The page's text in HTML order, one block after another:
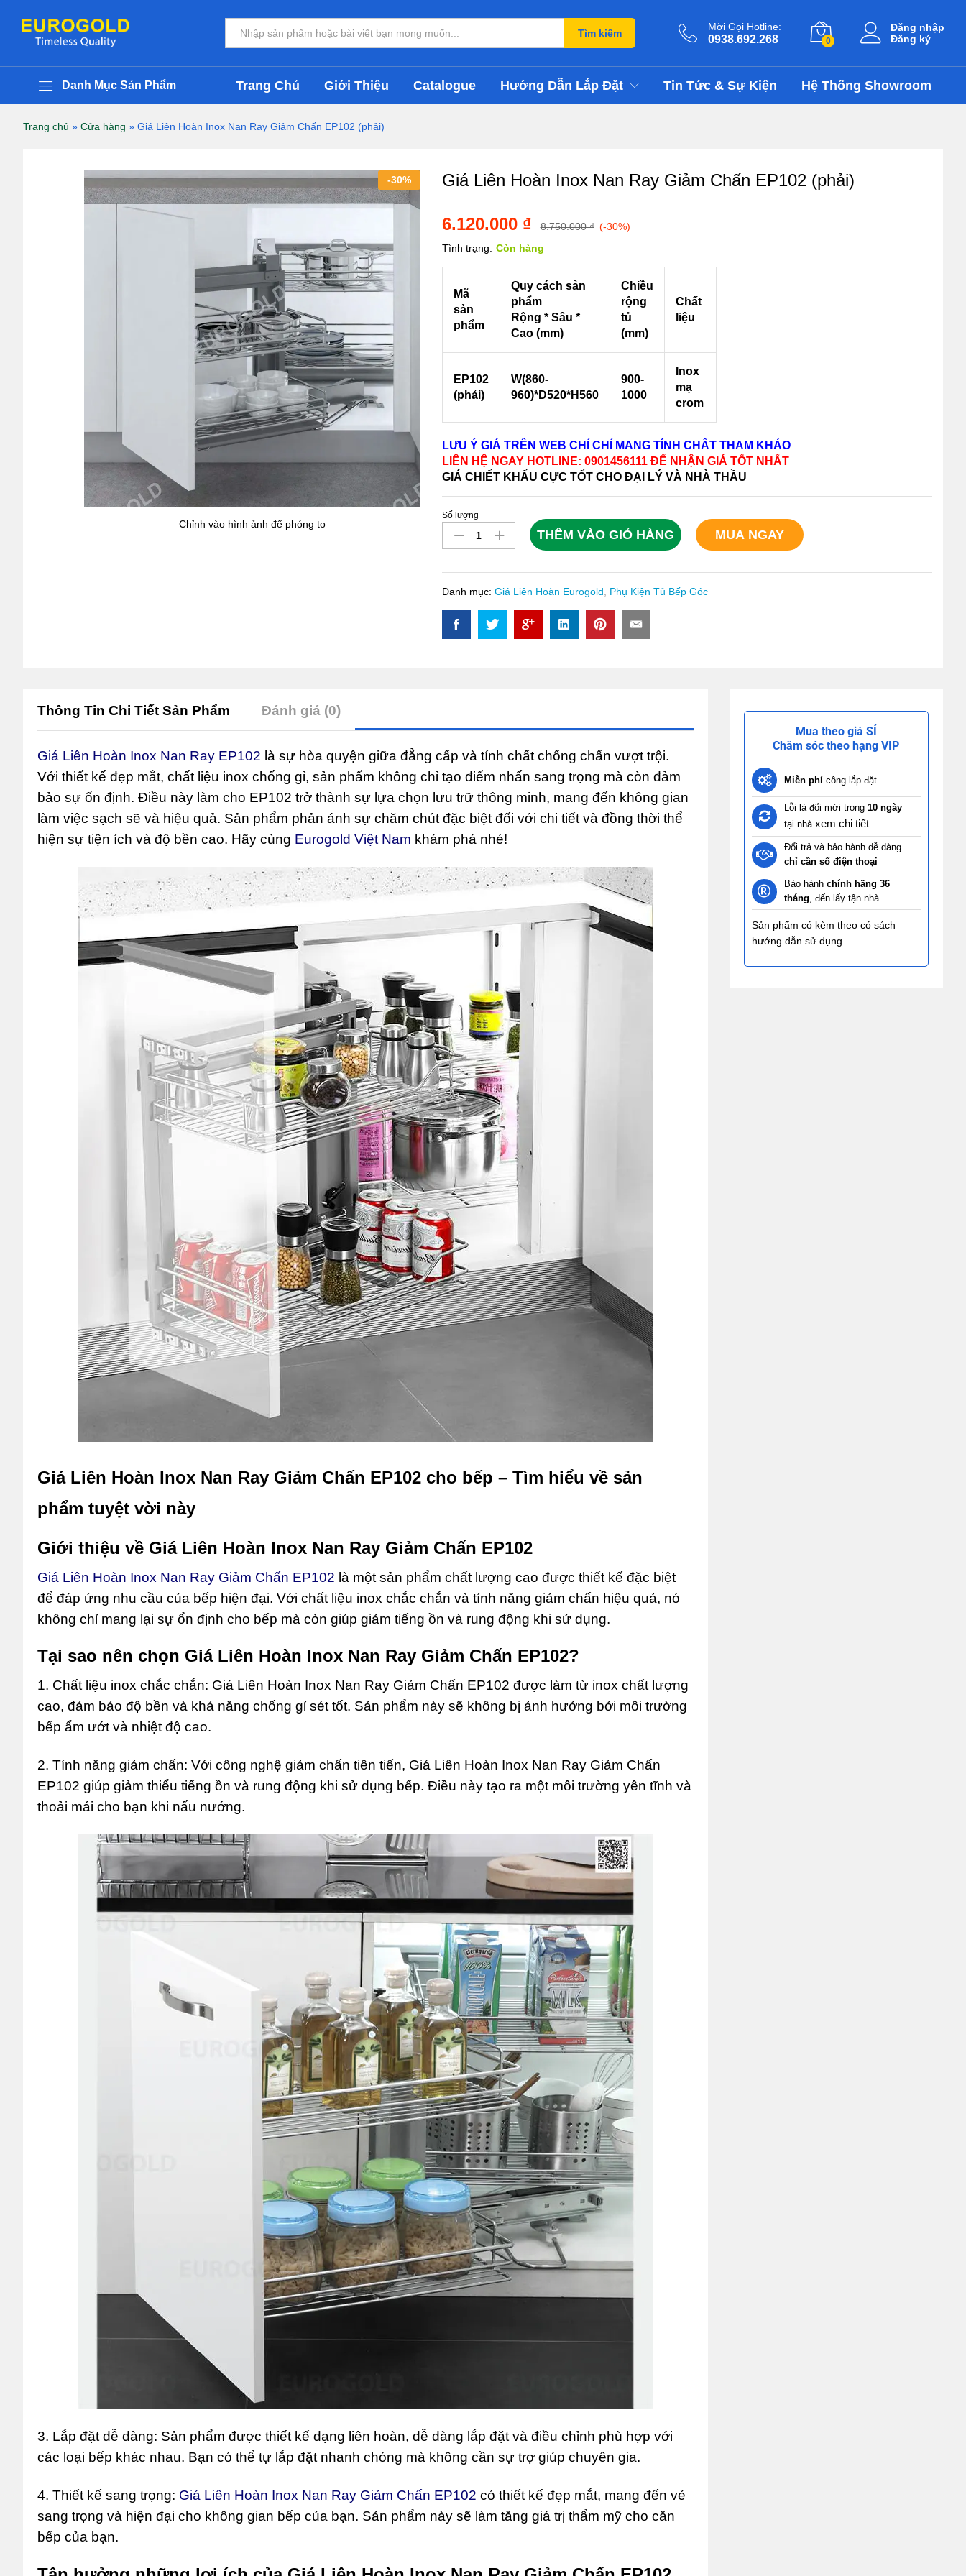
Tất cả Tìm kiếm
Mời Gọi Hotline:
0938.692.268 0
Đăng nhập
Đăng ký
Danh Mục Sản Phẩm Trang Chủ Giới Thiệu Catalogue Hướng Dẫn Lắp Đặt Tin Tức & Sự Kiện Hệ Thống Showroom
Trang chủ » Cửa hàng » Giá Liên Hoàn Inox Nan Ray Giảm Chấn EP102 (phải)
-30%
Chỉnh vào hình ảnh để phóng to
Giá Liên Hoàn Inox Nan Ray Giảm Chấn EP102 (phải)
6.120.000 ₫ 8.750.000₫ (-30%)
Tình trạng: Còn hàng
Mã
sản
phẩm
Quy cách sản
phẩm
Rộng * Sâu *
Cao (mm)
Chiều
rộng
tủ
(mm)
Chất
liệu
EP102
(phải)
W(860-
960)*D520*H560
900-
1000
Inox
mạ
crom
LƯU Ý GIÁ TRÊN WEB CHỈ CHỈ MANG TÍNH CHẤT THAM KHẢO
LIÊN HỆ NGAY HOTLINE: 0901456111 ĐỂ NHẬN GIÁ TỐT NHẤT
GIÁ CHIẾT KHẤU CỰC TỐT CHO ĐẠI LÝ VÀ NHÀ THẦU
Giá
Liên
Hoàn
Ray
Giảm
Chấn
Số lượng
THÊM VÀO GIỎ HÀNG MUA NGAY
Danh mục: Giá Liên Hoàn Eurogold Phụ Kiện Tủ Bếp Góc
Thông Tin Chi Tiết Sản Phẩm Đánh giá (0)
Giá Liên Hoàn Inox Nan Ray EP102 là sự hòa quyện giữa đẳng cấp và tính chất chống chấn vượt trội.
Với thiết kế đẹp mắt, chất liệu inox chống gỉ, sản phẩm không chỉ tạo điểm nhấn sang trọng mà còn đảm
bảo sự ổn định. Điều này làm cho EP102 trở thành sự lựa chọn lưu trữ thông minh, mang đến không gian
làm việc sạch sẽ và hiệu quả. Sản phẩm phản ánh sự chăm chút đặc biệt đối với chi tiết và đồng thời thể
hiện sự tiện ích và độ bền cao. Hãy cùng Eurogold Việt Nam khám phá nhé!
Giá Liên Hoàn Inox Nan Ray Giảm Chấn EP102 cho bếp – Tìm hiểu về sản
phẩm tuyệt vời này
Giới thiệu về Giá Liên Hoàn Inox Nan Ray Giảm Chấn EP102
Giá Liên Hoàn Inox Nan Ray Giảm Chấn EP102 là một sản phẩm chất lượng cao được thiết kế đặc biệt
để đáp ứng nhu cầu của bếp hiện đại. Với chất liệu inox chắc chắn và tính năng giảm chấn hiệu quả, nó
không chỉ mang lại sự ổn định cho bếp mà còn giúp giảm tiếng ồn và rung động khi sử dụng.
Tại sao nên chọn Giá Liên Hoàn Inox Nan Ray Giảm Chấn EP102?
1. Chất liệu inox chắc chắn: Giá Liên Hoàn Inox Nan Ray Giảm Chấn EP102 được làm từ inox chất lượng
cao, đảm bảo độ bền và khả năng chống gỉ sét tốt. Sản phẩm này sẽ không bị ảnh hưởng bởi môi trường
bếp ẩm ướt và nhiệt độ cao.
2. Tính năng giảm chấn: Với công nghệ giảm chấn tiên tiến, Giá Liên Hoàn Inox Nan Ray Giảm Chấn
EP102 giúp giảm thiểu tiếng ồn và rung động khi sử dụng bếp. Điều này tạo ra một môi trường yên tĩnh và
thoải mái cho bạn khi nấu nướng.
3. Lắp đặt dễ dàng: Sản phẩm được thiết kế dạng liên hoàn, dễ dàng lắp đặt và điều chỉnh phù hợp với
các loại bếp khác nhau. Bạn có thể tự lắp đặt nhanh chóng mà không cần sự trợ giúp chuyên gia.
4. Thiết kế sang trọng: Giá Liên Hoàn Inox Nan Ray Giảm Chấn EP102 có thiết kế đẹp mắt, mang đến vẻ
sang trọng và hiện đại cho không gian bếp của bạn. Sản phẩm này sẽ làm tăng giá trị thẩm mỹ cho căn
bếp của bạn.
Mua theo giá SỈ
Chăm sóc theo hạng VIP
Miễn phícông lắp đặt
Lỗi là đổi mới trong 10 ngày
tại nhà xem chi tiết
Đổi trả và bảo hành dễ dàng
chỉ cần số điện thoại
Bảo hành chính hãng 36
tháng, đến lấy tận nhà
Sản phẩm có kèm theo có sách
hướng dẫn sử dụng
Thông Tin Chi Tiết Sản Phẩm Đánh giá (0) 8.750.000